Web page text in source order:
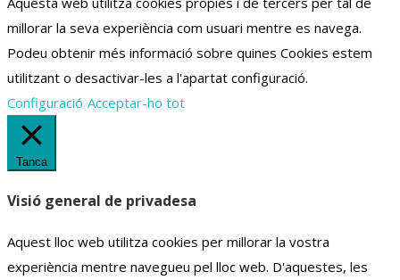
millorar la seva experiència com usuari mentre es navega.
Podeu obtenir més informació sobre quines Cookies estem
utilitzant o desactivar-les a l'apartat configuració.
Configuració Acceptar-ho tot
Tanca
Visió general de privadesa
Aquest lloc web utilitza cookies per millorar la vostra
experiència mentre navegueu pel lloc web. D'aquestes, les